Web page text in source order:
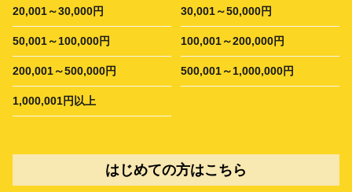
20,001～30,000円 30,001～50,000円
50,001～100,000円 100,001～200,000円
200,001～500,000円 500,001～1,000,000円
1,000,001円以上
はじめての方はこちら